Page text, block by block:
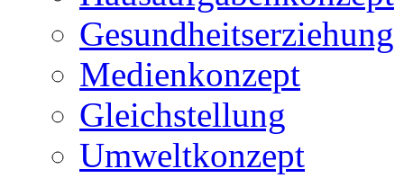
Gesundheitserziehung
Medienkonzept
Gleichstellung
Umweltkonzept